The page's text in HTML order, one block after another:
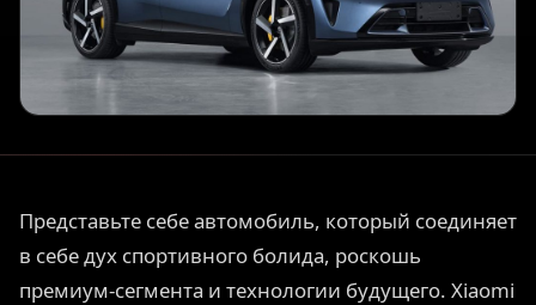
Представьте себе автомобиль, который соединяет
в себе дух спортивного болида, роскошь
премиум-сегмента и технологии будущего. Xiaomi